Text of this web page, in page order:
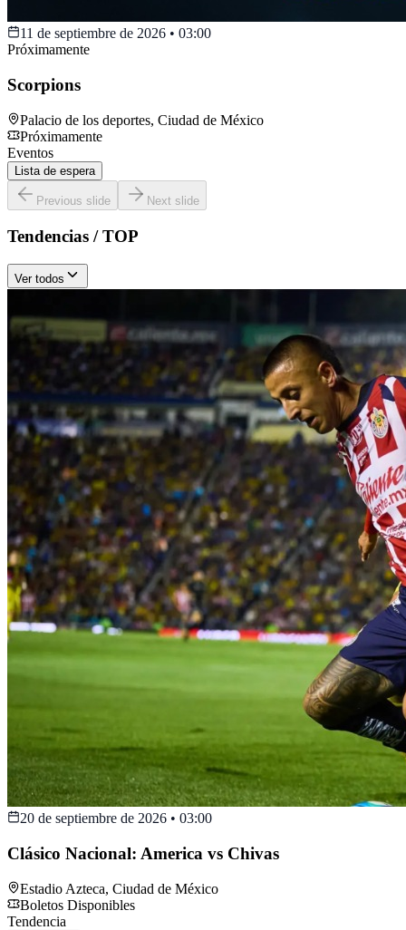
11 de septiembre de 2026 • 03:00
Próximamente
Scorpions
Palacio de los deportes, Ciudad de México
Próximamente
Eventos
Lista de espera
Previous slide Next slide
Tendencias / TOP
Ver todos
20 de septiembre de 2026 • 03:00
Clásico Nacional: America vs Chivas
Estadio Azteca, Ciudad de México
Boletos Disponibles
Tendencia